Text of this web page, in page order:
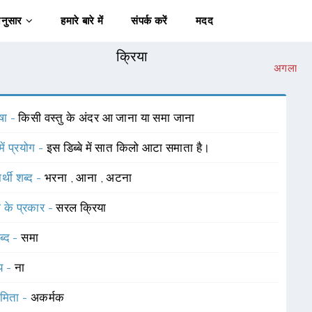
हमारे बारे में संपर्क करें मदद
क्रिया
अगला
-किसी वस्तु के अंदर आ जाना या समा जाना
प्रयोग -इस डिब्बे में सात किलो आटा समाता है।
शब्द - भरना ,आना ,अटना
के प्रकार -सरल क्रिया
-समा
-ना
- अकर्मक